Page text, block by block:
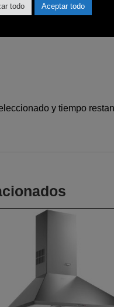
y tiempo
todo Aceptar todo